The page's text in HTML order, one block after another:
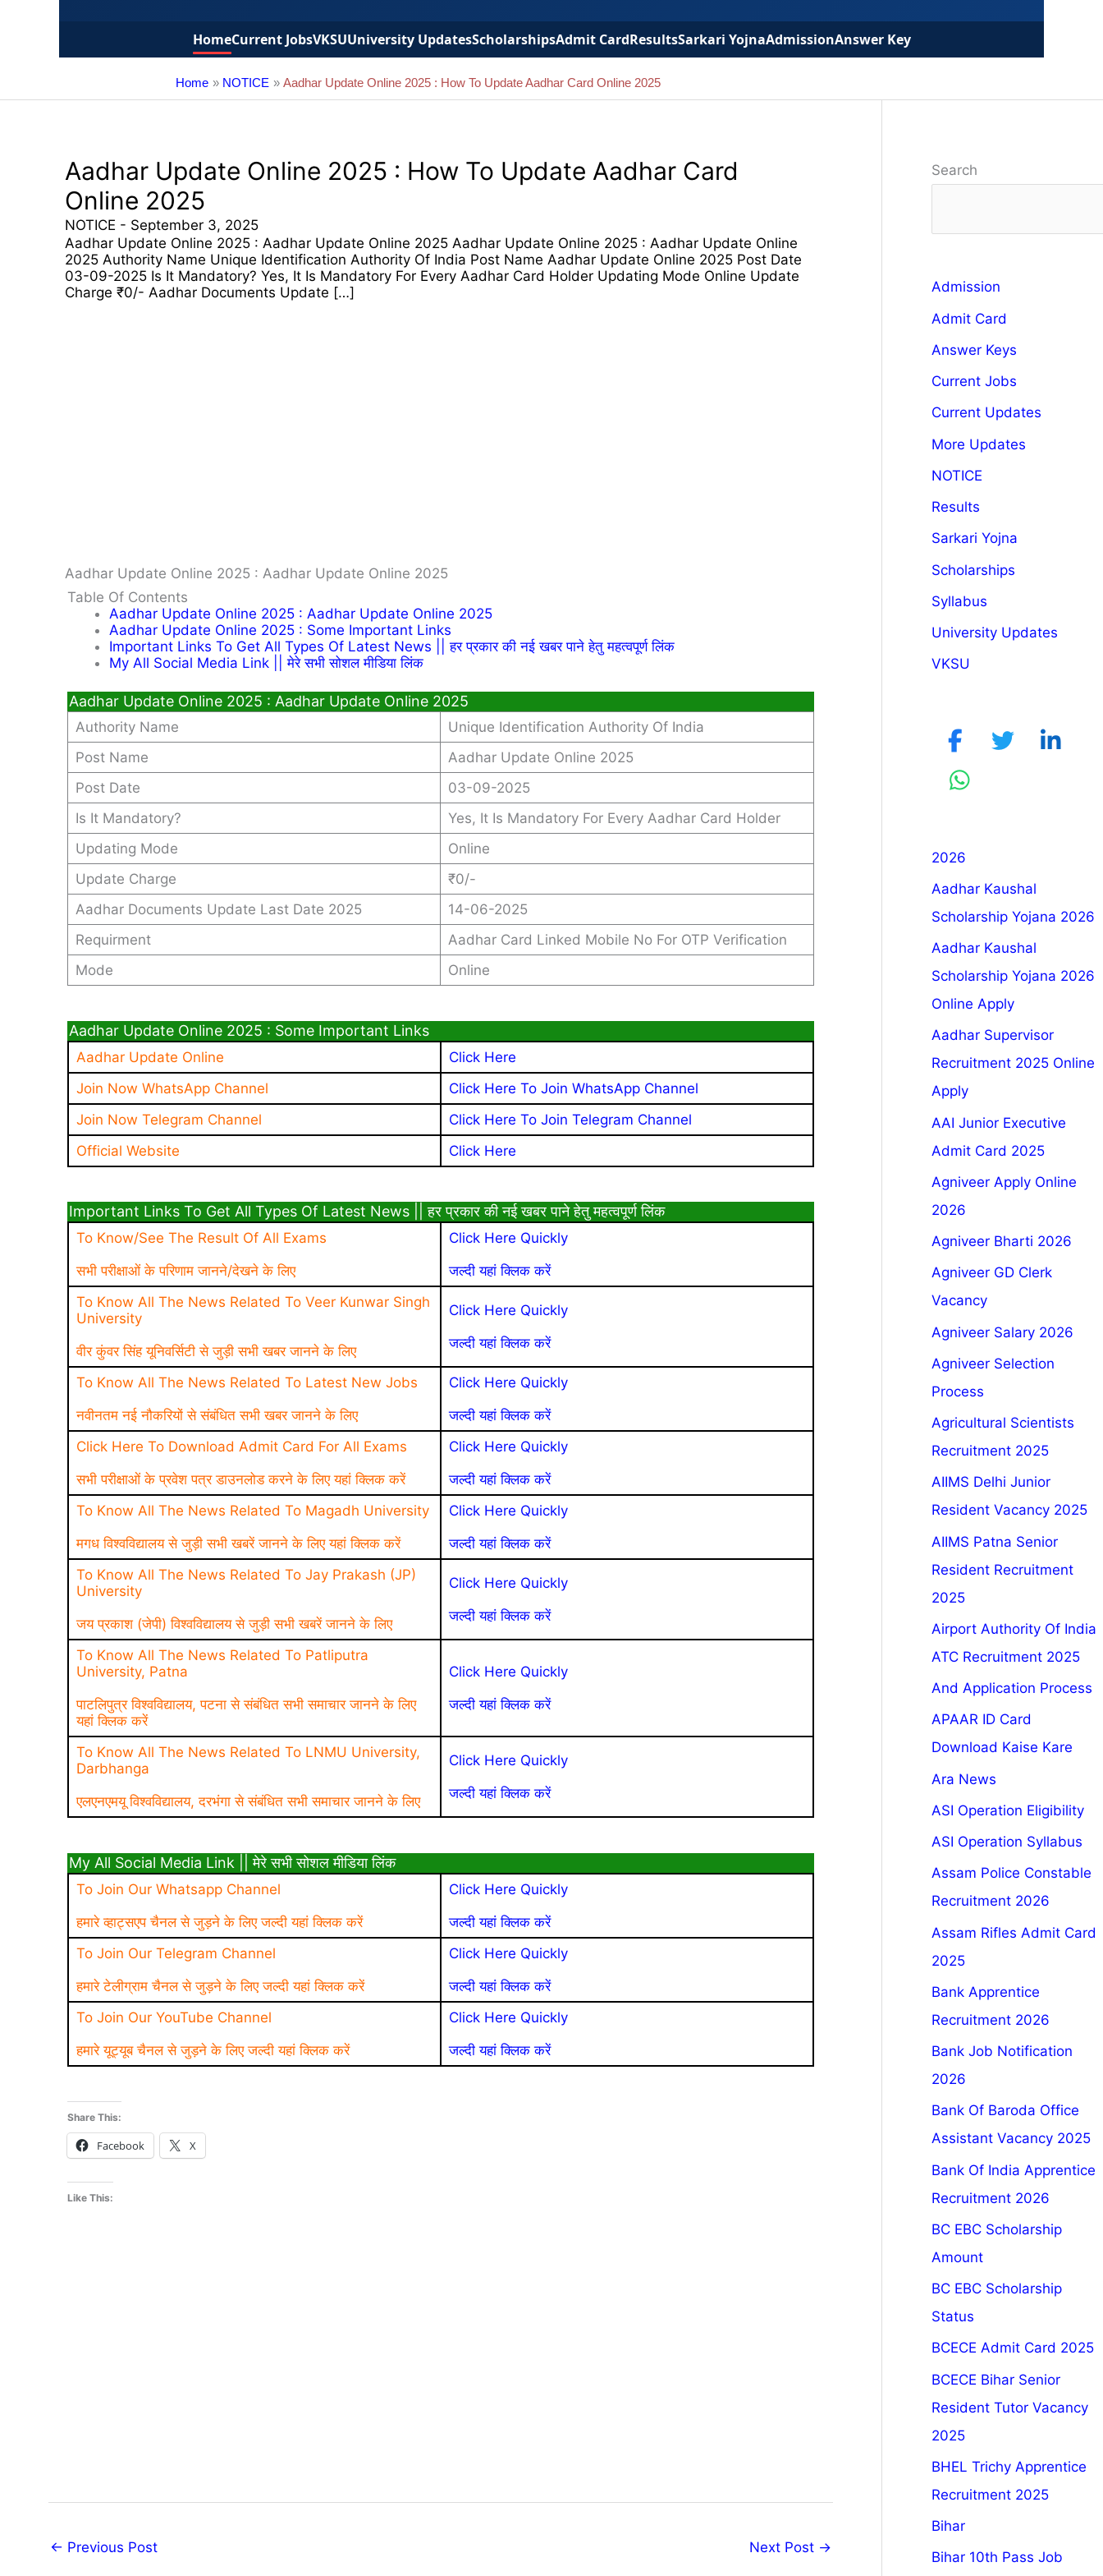
HomeCurrent JobsVKSUUniversity UpdatesScholarshipsAdmit CardResultsSarkari YojnaAdmissionAnswer Key
Home NOTICE Aadhar Update Online 2025 : How To Update Aadhar Card Online 2025
Aadhar Update Online 2025 : How To Update Aadhar Card
Online 2025
NOTICE - September 3, 2025
Aadhar Update Online 2025 : Aadhar Update Online 2025 Aadhar Update Online 2025 : Aadhar Update Online
2025 Authority Name Unique Identification Authority Of India Post Name Aadhar Update Online 2025 Post Date
03-09-2025 Is It Mandatory? Yes, It Is Mandatory For Every Aadhar Card Holder Updating Mode Online Update
Charge ₹0/- Aadhar Documents Update […]
Aadhar Update Online 2025 : Aadhar Update Online 2025
Table Of Contents
Aadhar Update Online 2025 : Aadhar Update Online 2025
Aadhar Update Online 2025 : Some Important Links
Important Links To Get All Types Of Latest News || हर प्रकार की नई खबर पाने हेतु महत्वपूर्ण लिंक
My All Social Media Link || मेरे सभी सोशल मीडिया लिंक
Aadhar Update Online 2025 : Aadhar Update Online 2025
Authority Name
Unique Identification Authority Of India
Post Name
Aadhar Update Online 2025
Post Date
03-09-2025
Is It Mandatory?
Yes, It Is Mandatory For Every Aadhar Card Holder
Updating Mode
Online
Update Charge
₹0/-
Aadhar Documents Update Last Date 2025
14-06-2025
Requirment
Aadhar Card Linked Mobile No For OTP Verification
Mode
Online
Aadhar Update Online 2025 : Some Important Links
Aadhar Update Online
Click Here
Join Now WhatsApp Channel
Click Here To Join WhatsApp Channel
Join Now Telegram Channel
Click Here To Join Telegram Channel
Official Website
Click Here
Important Links To Get All Types Of Latest News || हर प्रकार की नई खबर पाने हेतु महत्वपूर्ण लिंक
To Know/See The Result Of All Exams
सभी परीक्षाओं के परिणाम जानने/देखने के लिए
Click Here Quickly
जल्दी यहां क्लिक करें
To Know All The News Related To Veer Kunwar Singh
University
वीर कुंवर सिंह यूनिवर्सिटी से जुड़ी सभी खबर जानने के लिए
Click Here Quickly
जल्दी यहां क्लिक करें
To Know All The News Related To Latest New Jobs
नवीनतम नई नौकरियों से संबंधित सभी खबर जानने के लिए
Click Here Quickly
जल्दी यहां क्लिक करें
Click Here To Download Admit Card For All Exams
सभी परीक्षाओं के प्रवेश पत्र डाउनलोड करने के लिए यहां क्लिक करें
Click Here Quickly
जल्दी यहां क्लिक करें
To Know All The News Related To Magadh University
मगध विश्वविद्यालय से जुड़ी सभी खबरें जानने के लिए यहां क्लिक करें
Click Here Quickly
जल्दी यहां क्लिक करें
To Know All The News Related To Jay Prakash (JP)
University
जय प्रकाश (जेपी) विश्वविद्यालय से जुड़ी सभी खबरें जानने के लिए
Click Here Quickly
जल्दी यहां क्लिक करें
To Know All The News Related To Patliputra
University, Patna
पाटलिपुत्र विश्वविद्यालय, पटना से संबंधित सभी समाचार जानने के लिए
यहां क्लिक करें
Click Here Quickly
जल्दी यहां क्लिक करें
To Know All The News Related To LNMU University,
Darbhanga
एलएनएमयू विश्वविद्यालय, दरभंगा से संबंधित सभी समाचार जानने के लिए
Click Here Quickly
जल्दी यहां क्लिक करें
My All Social Media Link || मेरे सभी सोशल मीडिया लिंक
To Join Our Whatsapp Channel
हमारे व्हाट्सएप चैनल से जुड़ने के लिए जल्दी यहां क्लिक करें
Click Here Quickly
जल्दी यहां क्लिक करें
To Join Our Telegram Channel
हमारे टेलीग्राम चैनल से जुड़ने के लिए जल्दी यहां क्लिक करें
Click Here Quickly
जल्दी यहां क्लिक करें
To Join Our YouTube Channel
हमारे यूट्यूब चैनल से जुड़ने के लिए जल्दी यहां क्लिक करें
Click Here Quickly
जल्दी यहां क्लिक करें
Share This:
Facebook X
Like This:
← Previous Post Next Post →
Search
Admission
Admit Card
Answer Keys
Current Jobs
Current Updates
More Updates
NOTICE
Results
Sarkari Yojna
Scholarships
Syllabus
University Updates
VKSU
2026
Aadhar Kaushal
Scholarship Yojana 2026
Aadhar Kaushal
Scholarship Yojana 2026
Online Apply
Aadhar Supervisor
Recruitment 2025 Online
Apply
AAI Junior Executive
Admit Card 2025
Agniveer Apply Online
2026
Agniveer Bharti 2026
Agniveer GD Clerk
Vacancy
Agniveer Salary 2026
Agniveer Selection
Process
Agricultural Scientists
Recruitment 2025
AIIMS Delhi Junior
Resident Vacancy 2025
AIIMS Patna Senior
Resident Recruitment
2025
Airport Authority Of India
ATC Recruitment 2025
And Application Process
APAAR ID Card
Download Kaise Kare
Ara News
ASI Operation Eligibility
ASI Operation Syllabus
Assam Police Constable
Recruitment 2026
Assam Rifles Admit Card
2025
Bank Apprentice
Recruitment 2026
Bank Job Notification
2026
Bank Of Baroda Office
Assistant Vacancy 2025
Bank Of India Apprentice
Recruitment 2026
BC EBC Scholarship
Amount
BC EBC Scholarship
Status
BCECE Admit Card 2025
BCECE Bihar Senior
Resident Tutor Vacancy
2025
BHEL Trichy Apprentice
Recruitment 2025
Bihar
Bihar 10th Pass Job